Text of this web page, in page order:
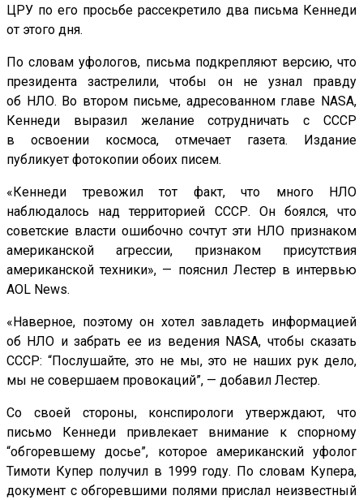
ЦРУ по его просьбе рассекретило два письма Кеннеди
от этого дня.
По словам уфологов, письма подкрепляют версию, что
президента застрелили, чтобы он не узнал правду
об НЛО. Во втором письме, адресованном главе NASA,
Кеннеди выразил желание сотрудничать с СССР
в освоении космоса, отмечает газета. Издание
публикует фотокопии обоих писем.
«Кеннеди тревожил тот факт, что много НЛО
наблюдалось над территорией СССР. Он боялся, что
советские власти ошибочно сочтут эти НЛО признаком
американской агрессии, признаком присутствия
американской техники», — пояснил Лестер в интервью
AOL News.
«Наверное, поэтому он хотел завладеть информацией
об НЛО и забрать ее из ведения NASA, чтобы сказать
СССР: “Послушайте, это не мы, это не наших рук дело,
мы не совершаем провокаций”, — добавил Лестер.
Со своей стороны, конспирологи утверждают, что
письмо Кеннеди привлекает внимание к спорному
“обгоревшему досье”, которое американский уфолог
Тимоти Купер получил в 1999 году. По словам Купера,
документ с обгоревшими полями прислал неизвестный